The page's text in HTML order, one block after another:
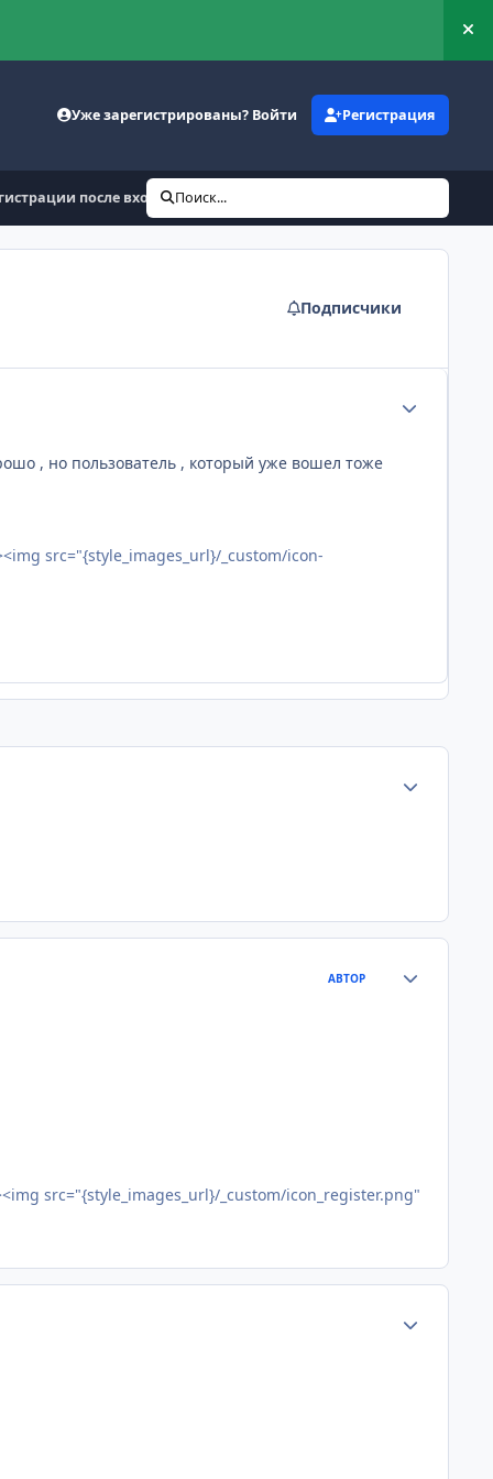
Уже зарегистрированы? Войти Регистрация
после входа Поиск...
Подписчики
, но пользователь , который уже вошел тоже
src="{style_images_url}/_custom/icon-
АВТОР
src="{style_images_url}/_custom/icon_register.png"